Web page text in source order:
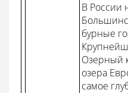
В России
бурные
Озерный
озера
самое